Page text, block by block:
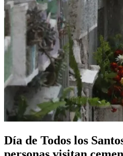
Día de Todos los